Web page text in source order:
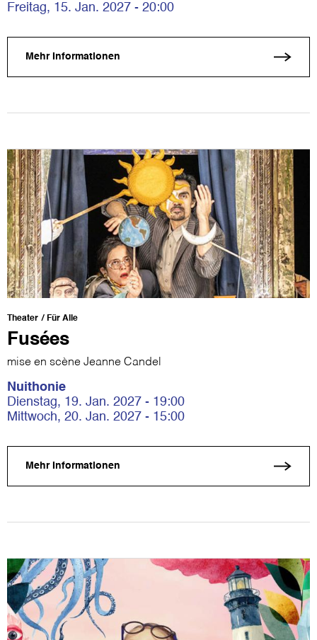
Freitag, 15. Jan. 2027 - 20:00
Mehr Informationen
Theater Für Alle
Fusées
mise en scène Jeanne Candel
Nuithonie
Dienstag, 19. Jan. 2027 - 19:00
Mittwoch, 20. Jan. 2027 - 15:00
Mehr Informationen